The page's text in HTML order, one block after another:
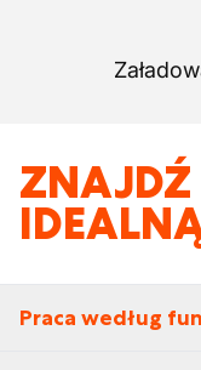
Praca według